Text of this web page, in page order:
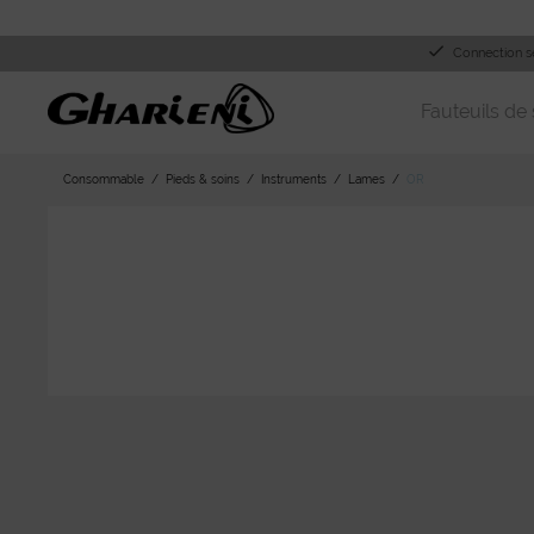
Connection
Fauteuils de
Consommable Pieds & soins Instruments Lames